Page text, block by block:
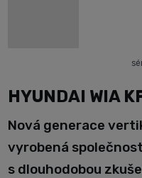
HYUNDAI WIA
Nová generace
vyrobená
s dlouhodobou